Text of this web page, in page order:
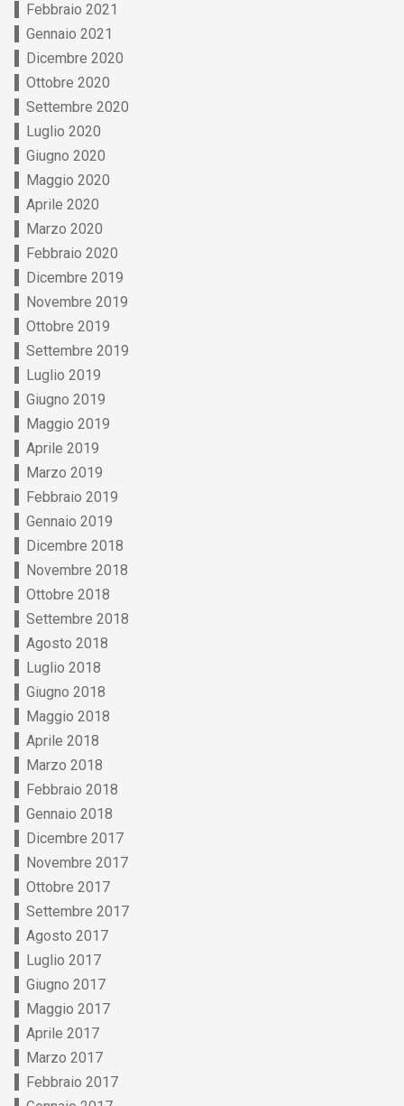
Febbraio 2021
Gennaio 2021
Dicembre 2020
Ottobre 2020
Settembre 2020
Luglio 2020
Giugno 2020
Maggio 2020
Aprile 2020
Marzo 2020
Febbraio 2020
Dicembre 2019
Novembre 2019
Ottobre 2019
Settembre 2019
Luglio 2019
Giugno 2019
Maggio 2019
Aprile 2019
Marzo 2019
Febbraio 2019
Gennaio 2019
Dicembre 2018
Novembre 2018
Ottobre 2018
Settembre 2018
Agosto 2018
Luglio 2018
Giugno 2018
Maggio 2018
Aprile 2018
Marzo 2018
Febbraio 2018
Gennaio 2018
Dicembre 2017
Novembre 2017
Ottobre 2017
Settembre 2017
Agosto 2017
Luglio 2017
Giugno 2017
Maggio 2017
Aprile 2017
Marzo 2017
Febbraio 2017